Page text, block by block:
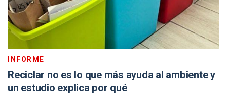
INFORME
Reciclar no es lo que más ayuda al ambiente y
un estudio explica por qué